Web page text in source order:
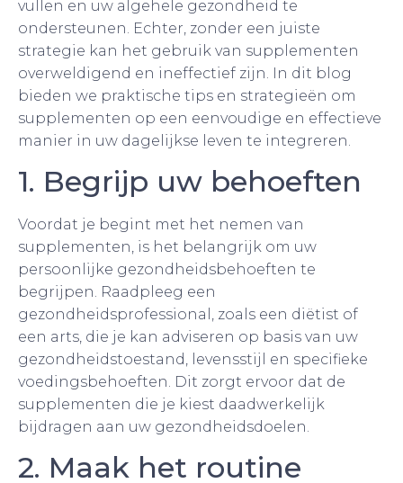
vullen en uw algehele gezondheid te
ondersteunen. Echter, zonder een juiste
strategie kan het gebruik van supplementen
overweldigend en ineffectief zijn. In dit blog
bieden we praktische tips en strategieën om
supplementen op een eenvoudige en effectieve
manier in uw dagelijkse leven te integreren.
1. Begrijp uw behoeften
Voordat je begint met het nemen van
supplementen, is het belangrijk om uw
persoonlijke gezondheidsbehoeften te
begrijpen. Raadpleeg een
gezondheidsprofessional, zoals een diëtist of
een arts, die je kan adviseren op basis van uw
gezondheidstoestand, levensstijl en specifieke
voedingsbehoeften. Dit zorgt ervoor dat de
supplementen die je kiest daadwerkelijk
bijdragen aan uw gezondheidsdoelen.
2. Maak het routine